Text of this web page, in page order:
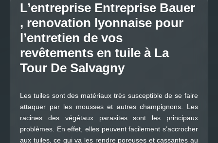
L’entreprise Entreprise Bauer
, renovation lyonnaise pour
l’entretien de vos
revêtements en tuile à La
Tour De Salvagny
Les tuiles sont des matériaux très susceptible de se faire
attaquer par les mousses et autres champignons. Les
racines des végétaux parasites sont les principaux
problèmes. En effet, elles peuvent facilement s’accrocher
aux tuiles, ce qui va les rendre poreuses et cassantes au